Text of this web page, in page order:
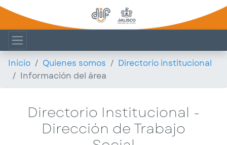
Inicio Quienes somos
Directorio institucional
Información del área
Directorio Institucional -
Dirección de Trabajo